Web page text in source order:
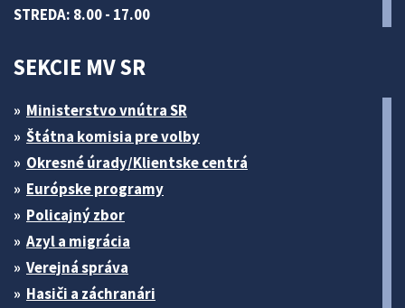
STREDA: 8.00 - 17.00
SEKCIE MV SR
Ministerstvo vnútra SR
Štátna komisia pre volby
Okresné úrady/Klientske centrá
Európske programy
Policajný zbor
Azyl a migrácia
Verejná správa
Hasiči a záchranári